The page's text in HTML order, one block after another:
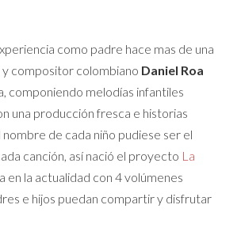
como padre hace mas de una
y compositor colombiano Daniel Roa
componiendo melodías infantiles
una producción fresca e historias
nombre de cada niño pudiese ser el
canción, así nació el proyecto La
en la actualidad con 4 volúmenes
e hijos puedan compartir y disfrutar